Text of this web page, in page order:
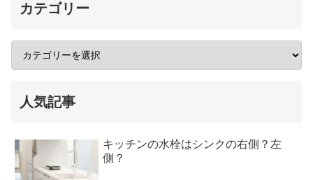
カテゴリー
人気記事
キッチンの水栓はシンクの右側？左
側？